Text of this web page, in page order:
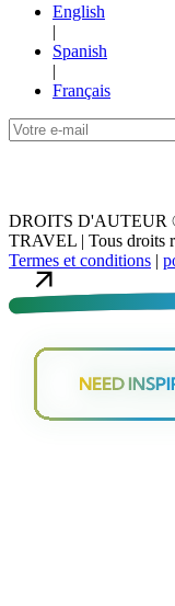
English
|
Spanish
|
Français
DROITS D'AUTEUR
TRAVEL | Tous droits
Termes et conditions |